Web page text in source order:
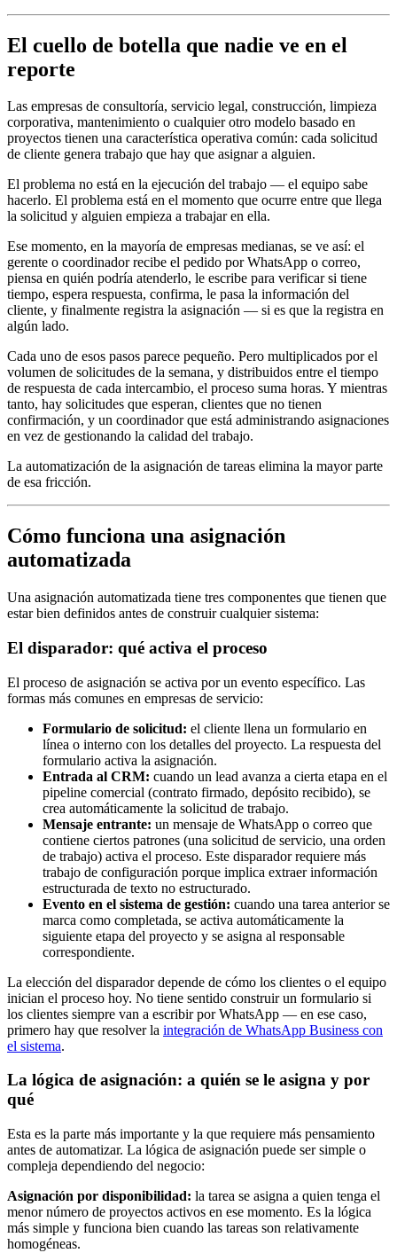
El cuello de botella que nadie ve en el
reporte
Las empresas de consultoría, servicio legal, construcción, limpieza
corporativa, mantenimiento o cualquier otro modelo basado en
proyectos tienen una característica operativa común: cada solicitud
de cliente genera trabajo que hay que asignar a alguien.
El problema no está en la ejecución del trabajo — el equipo sabe
hacerlo. El problema está en el momento que ocurre entre que llega
la solicitud y alguien empieza a trabajar en ella.
Ese momento, en la mayoría de empresas medianas, se ve así: el
gerente o coordinador recibe el pedido por WhatsApp o correo,
piensa en quién podría atenderlo, le escribe para verificar si tiene
tiempo, espera respuesta, confirma, le pasa la información del
cliente, y finalmente registra la asignación — si es que la registra en
algún lado.
Cada uno de esos pasos parece pequeño. Pero multiplicados por el
volumen de solicitudes de la semana, y distribuidos entre el tiempo
de respuesta de cada intercambio, el proceso suma horas. Y mientras
tanto, hay solicitudes que esperan, clientes que no tienen
confirmación, y un coordinador que está administrando asignaciones
en vez de gestionando la calidad del trabajo.
La automatización de la asignación de tareas elimina la mayor parte
de esa fricción.
Cómo funciona una asignación
automatizada
Una asignación automatizada tiene tres componentes que tienen que
estar bien definidos antes de construir cualquier sistema:
El disparador: qué activa el proceso
El proceso de asignación se activa por un evento específico. Las
formas más comunes en empresas de servicio:
Formulario de solicitud: el cliente llena un formulario en
línea o interno con los detalles del proyecto. La respuesta del
formulario activa la asignación.
Entrada al CRM: cuando un lead avanza a cierta etapa en el
pipeline comercial (contrato firmado, depósito recibido), se
crea automáticamente la solicitud de trabajo.
Mensaje entrante: un mensaje de WhatsApp o correo que
contiene ciertos patrones (una solicitud de servicio, una orden
de trabajo) activa el proceso. Este disparador requiere más
trabajo de configuración porque implica extraer información
estructurada de texto no estructurado.
Evento en el sistema de gestión: cuando una tarea anterior se
marca como completada, se activa automáticamente la
siguiente etapa del proyecto y se asigna al responsable
correspondiente.
La elección del disparador depende de cómo los clientes o el equipo
inician el proceso hoy. No tiene sentido construir un formulario si
los clientes siempre van a escribir por WhatsApp — en ese caso,
primero hay que resolver la integración de WhatsApp Business con
el sistema.
La lógica de asignación: a quién se le asigna y por
qué
Esta es la parte más importante y la que requiere más pensamiento
antes de automatizar. La lógica de asignación puede ser simple o
compleja dependiendo del negocio:
Asignación por disponibilidad: la tarea se asigna a quien tenga el
menor número de proyectos activos en ese momento. Es la lógica
más simple y funciona bien cuando las tareas son relativamente
homogéneas.